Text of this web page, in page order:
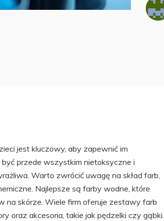
jest kluczowy, aby zapewnić im
przede wszystkim nietoksyczne i
Warto zwrócić uwagę na skład farb,
Najlepsze są farby wodne, które
na skórze. Wiele firm oferuje zestawy farb
oraz akcesoria, takie jak pędzelki czy gąbki.